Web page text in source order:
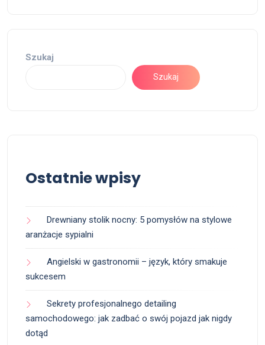
Szukaj
Szukaj
Ostatnie wpisy
Drewniany stolik nocny: 5 pomysłów na stylowe
aranżacje sypialni
Angielski w gastronomii – język, który smakuje
sukcesem
Sekrety profesjonalnego detailing
samochodowego: jak zadbać o swój pojazd jak nigdy
dotąd